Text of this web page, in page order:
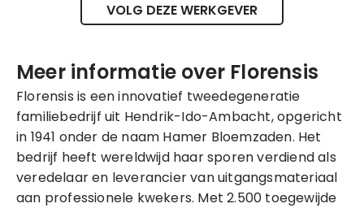
VOLG DEZE WERKGEVER
Meer informatie over Florensis
Florensis is een innovatief tweedegeneratie
familiebedrijf uit Hendrik-Ido-Ambacht, opgericht
in 1941 onder de naam Hamer Bloemzaden. Het
bedrijf heeft wereldwijd haar sporen verdiend als
veredelaar en leverancier van uitgangsmateriaal
aan professionele kwekers. Met 2.500 toegewijde